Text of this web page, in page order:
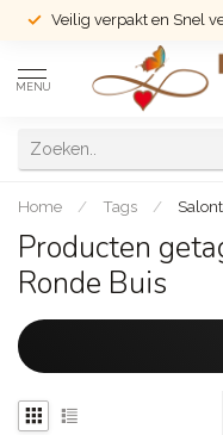
Veilig verpakt en Snel
MENU
Home / Tags /
Producten
Ronde Buis